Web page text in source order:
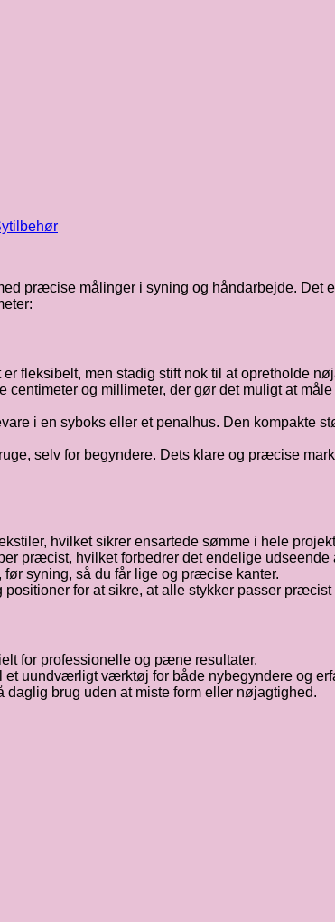
præcise målinger i syning og håndarbejde. Det
fleksibelt, men stadig stift nok til at opretholde
centimeter og millimeter, der gør det muligt at
i en syboks eller et penalhus. Den kompakte
selv for begyndere. Dets klare og præcise
hvilket sikrer ensartede sømme i hele
præcist, hvilket forbedrer det endelige udseende
syning, så du får lige og præcise kanter.
for at sikre, at alle stykker passer præcist
for professionelle og pæne resultater.
uundværligt værktøj for både nybegyndere og
brug uden at miste form eller nøjagtighed.